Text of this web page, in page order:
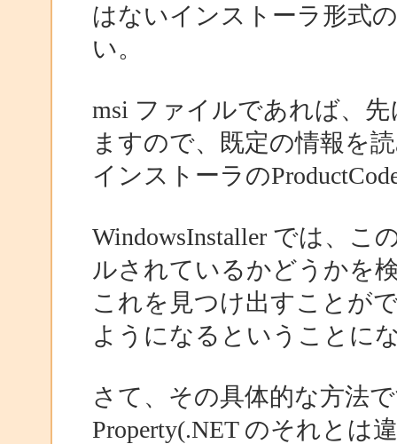
はないインストーラ形式
い。
msi ファイルであれば、
ますので、既定の情報を
インストーラの
WindowsInstaller では、こ
ルされているかどうかを
これを見つけ出すことが
ようになるということに
さて、その具体的な方法
Property(.NET のそれとは